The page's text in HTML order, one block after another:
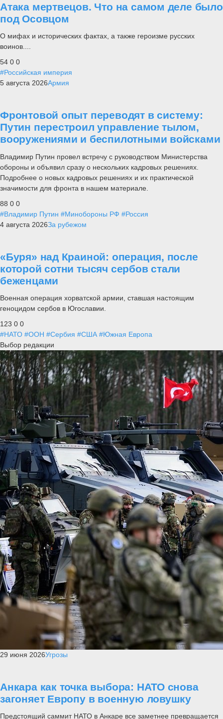
Атака мертвецов. Что на самом деле было
под Осовцом
О мифах и исторических фактах, а также героизме русских
воинов....
54 0 0
#Российская империя
5 августа 2026Армия
Фронтовой опыт переводят в систему:
Путин перестроил управление тылом,
вооружениями и беспилотными войсками
Владимир Путин провел встречу с руководством Министерства
обороны и объявил сразу о нескольких кадровых решениях.
Подробнее о новых кадровых решениях и их практической
значимости для фронта в нашем материале.
88 0 0
#Владимир Путин #Минобороны РФ #Россия
4 августа 2026За рубежом
«Буря» над Краиной: операция, после
которой сотни тысяч сербов стали
беженцами
Военная операция хорватской армии, ставшая настоящим
геноцидом сербов в Югославии.
123 0 0
#НАТО #ООН #Сербия #США #Южная Европа
Выбор редакции
29 июня 2026Угрозы
Анкара как точка выбора: НАТО снова
загоняет Европу в военную ловушку
Предстоящий саммит НАТО в Анкаре все заметнее превращается